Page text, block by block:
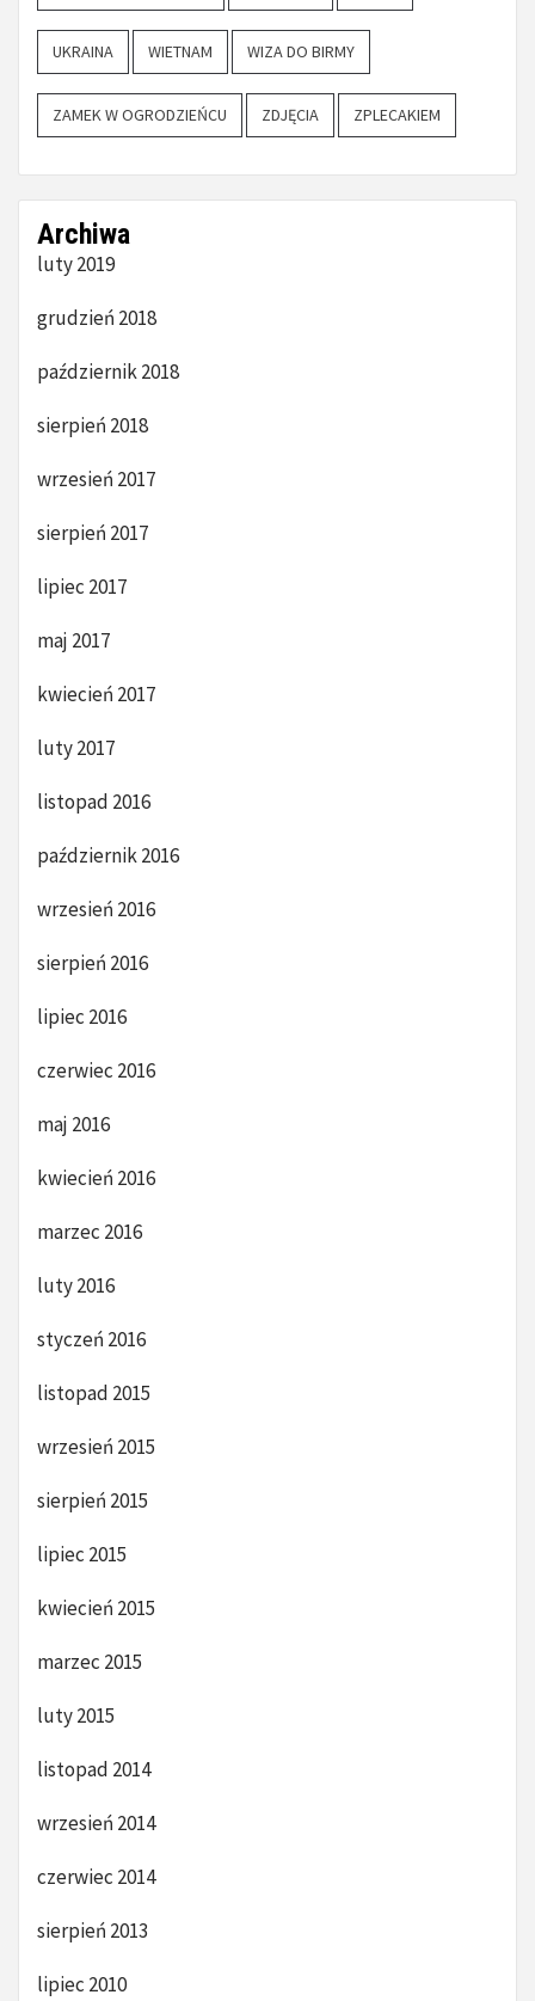
UKRAINA WIETNAM WIZA DO BIRMY
ZAMEK W OGRODZIEŃCU ZDJĘCIA ZPLECAKIEM
Archiwa
luty 2019
grudzień 2018
październik 2018
sierpień 2018
wrzesień 2017
sierpień 2017
lipiec 2017
maj 2017
kwiecień 2017
luty 2017
listopad 2016
październik 2016
wrzesień 2016
sierpień 2016
lipiec 2016
czerwiec 2016
maj 2016
kwiecień 2016
marzec 2016
luty 2016
styczeń 2016
listopad 2015
wrzesień 2015
sierpień 2015
lipiec 2015
kwiecień 2015
marzec 2015
luty 2015
listopad 2014
wrzesień 2014
czerwiec 2014
sierpień 2013
lipiec 2010